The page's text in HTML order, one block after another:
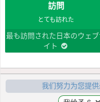
訪問
とても訪れた
最も訪問された日本のウェブ
イト
我们努力为您提